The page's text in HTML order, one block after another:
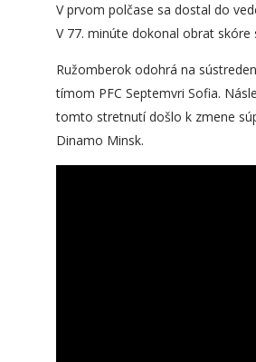
V prvom polčase sa dostal do
V 77. minúte dokonal obrat skóre
Ružomberok odohrá na
tímom PFC Septemvri Sofia.
tomto stretnutí došlo k zmene
Dinamo Minsk.